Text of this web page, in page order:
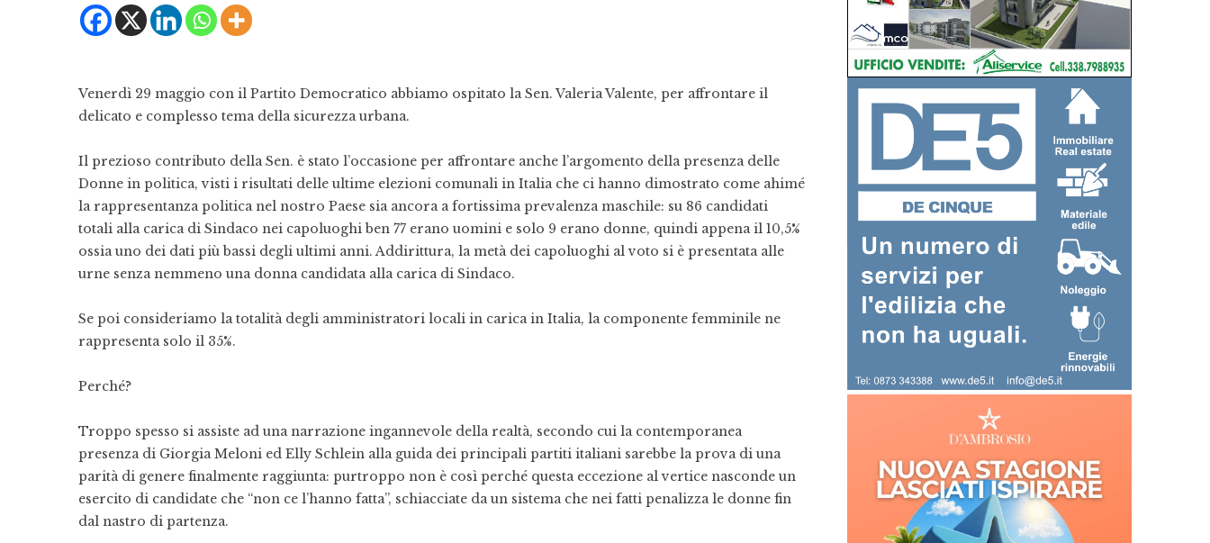
Venerdì 29 maggio con il Partito Democratico abbiamo ospitato la Sen. Valeria Valente, per affrontare il
delicato e complesso tema della sicurezza urbana.
Il prezioso contributo della Sen. è stato l’occasione per affrontare anche l’argomento della presenza delle
Donne in politica, visti i risultati delle ultime elezioni comunali in Italia che ci hanno dimostrato come ahimé
la rappresentanza politica nel nostro Paese sia ancora a fortissima prevalenza maschile: su 86 candidati
totali alla carica di Sindaco nei capoluoghi ben 77 erano uomini e solo 9 erano donne, quindi appena il 10,5%
ossia uno dei dati più bassi degli ultimi anni. Addirittura, la metà dei capoluoghi al voto si è presentata alle
urne senza nemmeno una donna candidata alla carica di Sindaco.
Se poi consideriamo la totalità degli amministratori locali in carica in Italia, la componente femminile ne
rappresenta solo il 35%.
Perché?
Troppo spesso si assiste ad una narrazione ingannevole della realtà, secondo cui la contemporanea
presenza di Giorgia Meloni ed Elly Schlein alla guida dei principali partiti italiani sarebbe la prova di una
parità di genere finalmente raggiunta: purtroppo non è così perché questa eccezione al vertice nasconde un
esercito di candidate che “non ce l’hanno fatta”, schiacciate da un sistema che nei fatti penalizza le donne fin
dal nastro di partenza.